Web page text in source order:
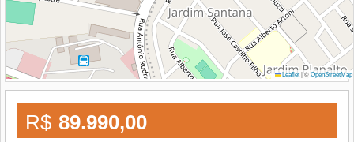
Leaflet |© OpenStreetMap
R$ 89.990,00